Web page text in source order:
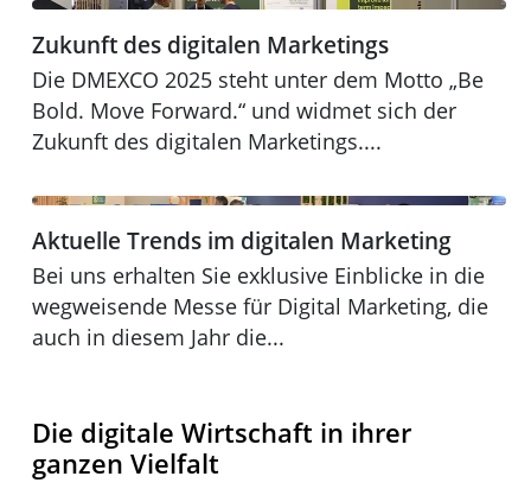
Zukunft des digitalen Marketings
DMEXCO 2025
Zukunft des digitalen Marketings
Die DMEXCO 2025 steht unter dem Motto „Be
Bold. Move Forward.“ und widmet sich der
Zukunft des digitalen Marketings....
Aktuelle Trends im digitalen Marketing
DMEXCO 2024
Aktuelle Trends im digitalen Marketing
Bei uns erhalten Sie exklusive Einblicke in die
wegweisende Messe für Digital Marketing, die
auch in diesem Jahr die...
Die digitale Wirtschaft in ihrer
ganzen Vielfalt